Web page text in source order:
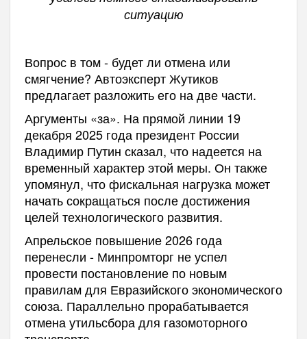
ситуацию
Вопрос в том - будет ли отмена или
смягчение? Автоэксперт Жутиков
предлагает разложить его на две части.
Аргументы «за». На прямой линии 19
декабря 2025 года президент России
Владимир Путин сказал, что надеется на
временный характер этой меры. Он также
упомянул, что фискальная нагрузка может
начать сокращаться после достижения
целей технологического развития.
Апрельское повышение 2026 года
перенесли - Минпромторг не успел
провести постановление по новым
правилам для Евразийского экономического
союза. Параллельно прорабатывается
отмена утильсбора для газомоторного